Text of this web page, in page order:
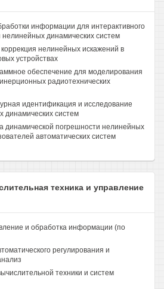
информации для интерактивного
динамических систем
нелинейных искажений в
устройствах
обеспечение для моделирования
радиотехнических
идентификация и исследование
динамических систем
динамической погрешности нелинейных
автоматических систем
техника и управление
и обработка информации (по
регулирования и
техники и систем